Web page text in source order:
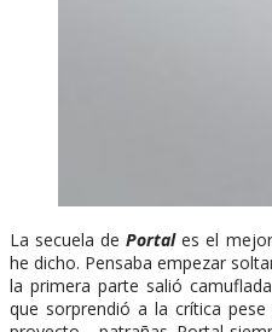
La secuela dePortal es el
he dicho. Pensaba empezar
la primera parte salió
que sorprendió a la crítica